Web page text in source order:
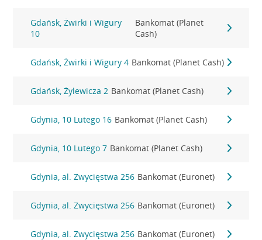
Gdańsk, Żwirki i Wigury
10
Bankomat (Planet
Cash)
Gdańsk, Żwirki i Wigury 4 Bankomat (Planet Cash)
Gdańsk, Żylewicza 2 Bankomat (Planet Cash)
Gdynia, 10 Lutego 16 Bankomat (Planet Cash)
Gdynia, 10 Lutego 7 Bankomat (Planet Cash)
Gdynia, al. Zwycięstwa 256 Bankomat (Euronet)
Gdynia, al. Zwycięstwa 256 Bankomat (Euronet)
Gdynia, al. Zwycięstwa 256 Bankomat (Euronet)